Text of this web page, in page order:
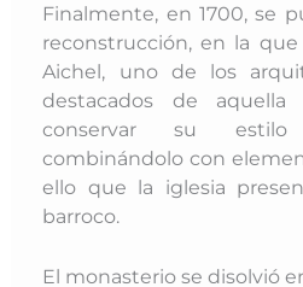
Finalmente, en 1700, se
reconstrucción, en la que
Aichel, uno de los
destacados de
conservar su
combinándolo con
ello que la iglesia
barroco.
El monasterio se disolvió